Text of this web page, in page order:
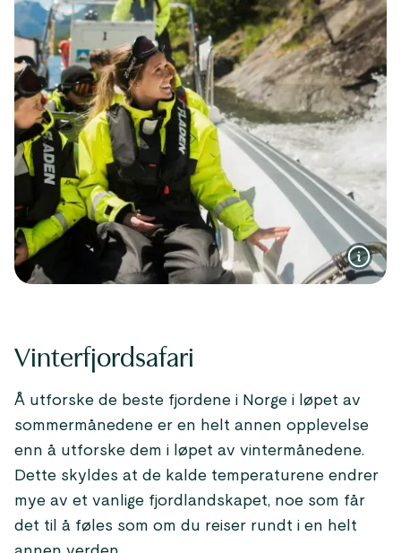
Vinterfjordsafari
Å utforske de beste fjordene i Norge i løpet av
sommermånedene er en helt annen opplevelse
enn å utforske dem i løpet av vintermånedene.
Dette skyldes at de kalde temperaturene endrer
mye av et vanlige fjordlandskapet, noe som får
det til å føles som om du reiser rundt i en helt